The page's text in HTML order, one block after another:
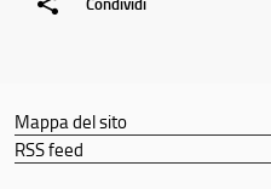
Mappa del sito
RSS feed